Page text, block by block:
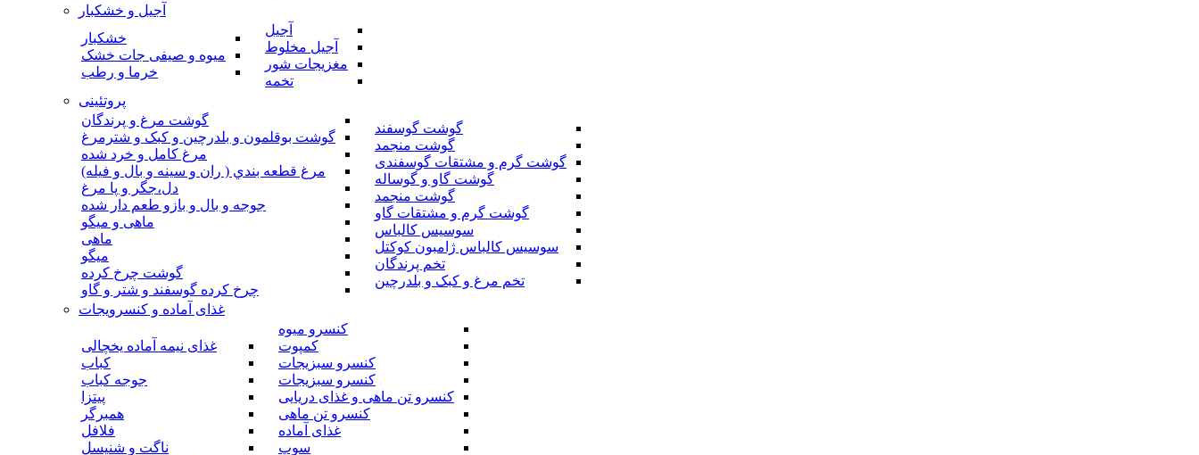
آجیل و خشکبار
آجیل
آجیل مخلوط
مغزیجات شور
تخمه
خشکبار
میوه و صیفی جات خشک
خرما و رطب
پروتئینی
گوشت گوسفند
گوشت منجمد
گوشت گرم و مشتقات گوسفندی
گوشت گاو و گوساله
گوشت منجمد
گوشت گرم و مشتقات گاو
سوسیس کالباس
سوسیس کالباس ژامبون کوکتل
تخم پرندگان
تخم مرغ و کبک و بلدرچین
گوشت مرغ و پرندگان
گوشت بوقلمون و بلدرچین و کبک و شترمرغ
مرغ کامل و خرد شده
مرغ قطعه بندي ( ران و سينه و بال و فيله)
دل،جگر و پا مرغ
جوجه و بال و بازو طعم دار شده
ماهی و میگو
ماهی
میگو
گوشت چرخ کرده
چرخ کرده گوسفند و شتر و گاو
غذای آماده و کنسرویجات
کنسرو میوه
کمپوت
کنسرو سبزیجات
کنسرو سبزیجات
کنسرو تن ماهی و غذای دریایی
کنسرو تن ماهی
غذای آماده
سوپ
غذای نیمه آماده یخچالی
کباب
جوجه کباب
پیتزا
همبرگر
فلافل
ناگت و شنیسل